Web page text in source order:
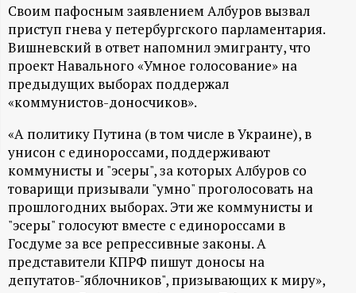
о
р
м
а
ц
и
о
н
Своим пафосным заявлением Албуров вызвал
приступ гнева у петербургского парламентария.
Вишневский в ответ напомнил эмигранту, что
проект Навального «Умное голосование» на
предыдущих выборах поддержал
«коммунистов-доносчиков».
«А политику Путина (в том числе в Украине), в
унисон с единороссами, поддерживают
коммунисты и "эсеры", за которых Албуров со
товарищи призывали "умно" проголосовать на
прошлогодних выборах. Эти же коммунисты и
"эсеры" голосуют вместе с единороссами в
Госдуме за все репрессивные законы. А
представители КПРФ пишут доносы на
депутатов-"яблочников", призывающих к миру»,